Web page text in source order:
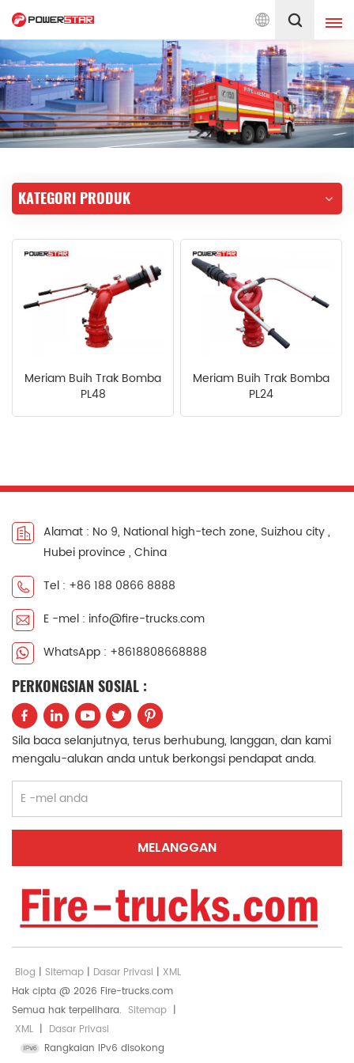
Perkhidmatan Jentera Bomba Sejak 1990 Melayu
English français
Deutsch русский
português
العربية 日本語
한국의 Türkçe
Indonesia
中文 қазақ
Filipino မြန်မာ
KATEGORI PRODUK
Meriam Buih Trak Bomba
PL48
Meriam Buih Trak Bomba
PL24
Alamat : No 9, National high-tech zone, Suizhou city ,
Hubei province , China
Tel : +86 188 0866 8888
E -mel : info@fire-trucks.com
WhatsApp : +8618808668888
PERKONGSIAN SOSIAL :
Sila baca selanjutnya, terus berhubung, langgan, dan kami
mengalu-alukan anda untuk berkongsi pendapat anda.
Blog | Sitemap | Dasar Privasi | XML
Hak cipta @ 2026 Fire-trucks.com
Semua hak terpelihara. Sitemap |
XML | Dasar Privasi
Rangkaian IPv6 disokong